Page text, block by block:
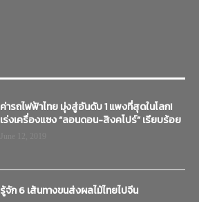
ค่ารถไฟฟ้าไทย มุ่งสู่อันดับ 1 แพงที่สุดในโลก!
เร่งเครื่องแซง “ลอนดอน-สิงคโปร์” เรียบร้อย
รู้จัก 6 เส้นทางขนส่งผลไม้ไทยไปจีน